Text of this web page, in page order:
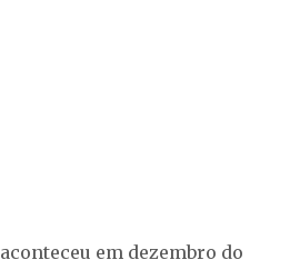
em dezembro do